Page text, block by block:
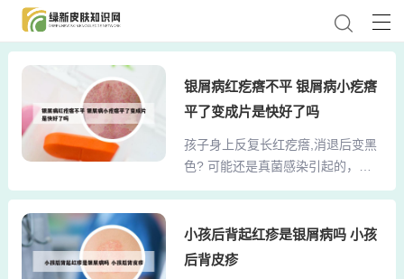
银屑病红疙瘩不平 银屑病小疙瘩
平了变成片是快好了吗
孩子身上反复长红疙瘩,消退后变黑
色? 可能还是真菌感染引起的，一
般情况就是选择特比萘芬、咪康唑
愈还应到医院皮肤科在大夫指导下
使用口服抗真菌药物，如伊曲康
小孩后背起红疹是银屑病吗 小孩
后背皮疹